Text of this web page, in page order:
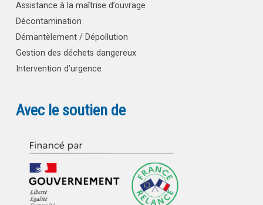
Assistance à la maîtrise d’ouvrage
Décontamination
Démantèlement / Dépollution
Gestion des déchets dangereux
Intervention d’urgence
Avec le soutien de